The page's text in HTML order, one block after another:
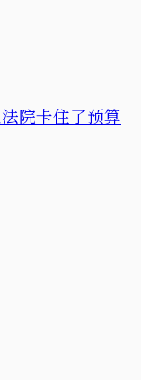
院卡住了预算